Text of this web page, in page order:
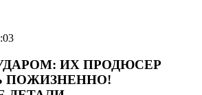
ИХ ПРОДЮСЕР
ПОЖИЗНЕННО!